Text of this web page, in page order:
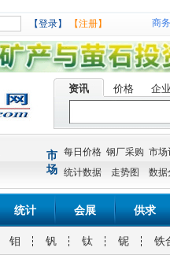
【登录】 【注册】 商
资讯 价格 企
市
场
每日价格 钢厂采购 市场
统计数据
走势图 数据
统计 会展 供求
钼 钒 钛 铌 铁